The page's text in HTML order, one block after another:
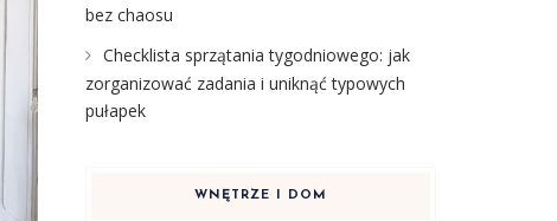
bez chaosu
Checklista sprzątania tygodniowego: jak
zorganizować zadania i uniknąć typowych
pułapek
WNĘTRZE I DOM